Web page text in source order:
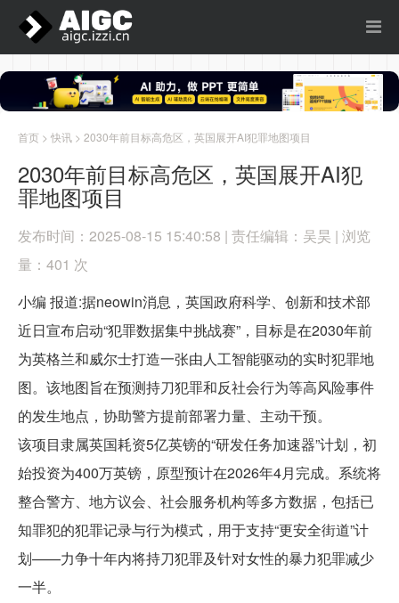
首页 > 快讯 > 2030年前目标高危区，英国展开AI犯罪地图项目
2030年前目标高危区，英国展开AI犯
罪地图项目
发布时间：2025-08-15 15:40:58 | 责任编辑：吴昊 | 浏览
量：401 次
小编 报道:据neowin消息，英国政府科学、创新和技术部
近日宣布启动“犯罪数据集中挑战赛”，目标是在2030年前
为英格兰和威尔士打造一张由人工智能驱动的实时犯罪地
图。该地图旨在预测持刀犯罪和反社会行为等高风险事件
的发生地点，协助警方提前部署力量、主动干预。
该项目隶属英国耗资5亿英镑的“研发任务加速器”计划，初
始投资为400万英镑，原型预计在2026年4月完成。系统将
整合警方、地方议会、社会服务机构等多方数据，包括已
知罪犯的犯罪记录与行为模式，用于支持“更安全街道”计
划——力争十年内将持刀犯罪及针对女性的暴力犯罪减少
一半。